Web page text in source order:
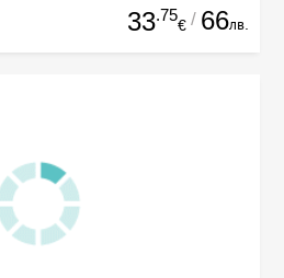
33.75
€ / 66лв.